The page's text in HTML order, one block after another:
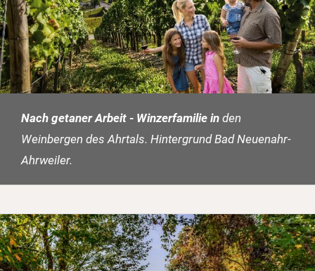
Nach getaner Arbeit - Winzerfamilie in den
Weinbergen des Ahrtals. Hintergrund Bad Neuenahr-
Ahrweiler.